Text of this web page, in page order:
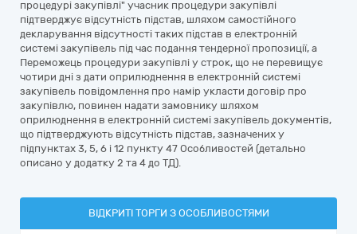
процедурі закупівлі" учасник процедури закупівлі
підтверджує відсутність підстав, шляхом самостійного
декларування відсутності таких підстав в електронній
системі закупівель під час подання тендерної пропозиції, а
Переможець процедури закупівлі у строк, що не перевищує
чотири дні з дати оприлюднення в електронній системі
закупівель повідомлення про намір укласти договір про
закупівлю, повинен надати замовнику шляхом
оприлюднення в електронній системі закупівель документів,
що підтверджують відсутність підстав, зазначених у
підпунктах 3, 5, 6 і 12 пункту 47 Особливостей (детально
описано у додатку 2 та 4 до ТД).
ВІДКРИТІ ТОРГИ З ОСОБЛИВОСТЯМИ